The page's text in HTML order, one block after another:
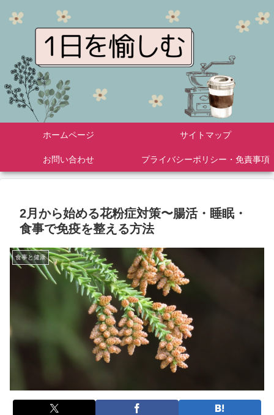
ホームページ サイトマップ
お問い合わせ プライバシーポリシー・免責事項
2月から始める花粉症対策〜腸活・睡眠・
食事で免疫を整える方法
食事と健康